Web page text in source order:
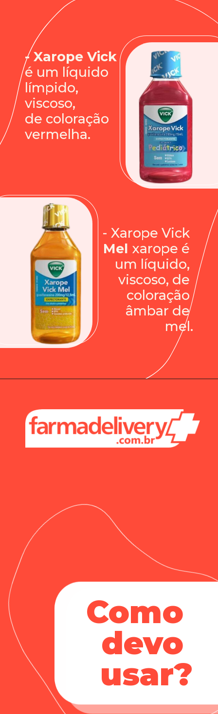
- Xarope Vick
é um líquido
límpido,
viscoso,
de coloração
vermelha.
- Xarope Vick
Mel xarope é
um líquido,
viscoso, de
coloração
âmbar de
mel.
Como
devo
usar?